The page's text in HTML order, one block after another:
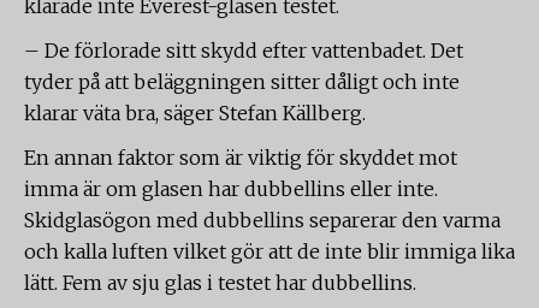
klarade inte Everest-glasen testet.
– De förlorade sitt skydd efter vattenbadet. Det
tyder på att beläggningen sitter dåligt och inte
klarar väta bra, säger Stefan Källberg.
En annan faktor som är viktig för skyddet mot
imma är om glasen har dubbellins eller inte.
Skidglasögon med dubbellins separerar den varma
och kalla luften vilket gör att de inte blir immiga lika
lätt. Fem av sju glas i testet har dubbellins.